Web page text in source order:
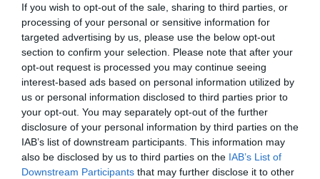
If you wish to opt-out of the sale, sharing to third parties, or
processing of your personal or sensitive information for
targeted advertising by us, please use the below opt-out
section to confirm your selection. Please note that after your
opt-out request is processed you may continue seeing
interest-based ads based on personal information utilized by
us or personal information disclosed to third parties prior to
your opt-out. You may separately opt-out of the further
disclosure of your personal information by third parties on the
IAB’s list of downstream participants. This information may
also be disclosed by us to third parties on the IAB’s List of
Downstream Participants that may further disclose it to other